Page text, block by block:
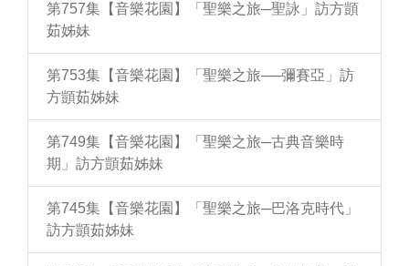
第757集【音樂花園】「聖樂之旅─聖詠」訪方顗
茹姊妹
第753集【音樂花園】「聖樂之旅──彌賽亞」訪
方顗茹姊妹
第749集【音樂花園】「聖樂之旅─古典音樂時
期」訪方顗茹姊妹
第745集【音樂花園】「聖樂之旅─巴洛克時代」
訪方顗茹姊妹